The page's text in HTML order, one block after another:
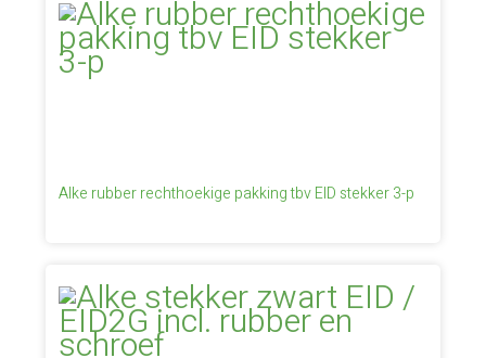
Alke rubber rechthoekige pakking tbv EID stekker 3-p